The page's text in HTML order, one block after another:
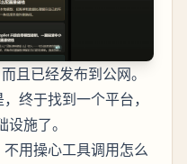
且已经发布到公网。
终于找到一个平台，
施了。
用操心工具调用怎么